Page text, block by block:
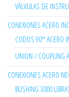
VÁLVULAS DE
CONEXIONES ACERO
CODOS 90° ACERO
UNION / COUPLING
CONEXIONES ACERO
BUSHING 3000